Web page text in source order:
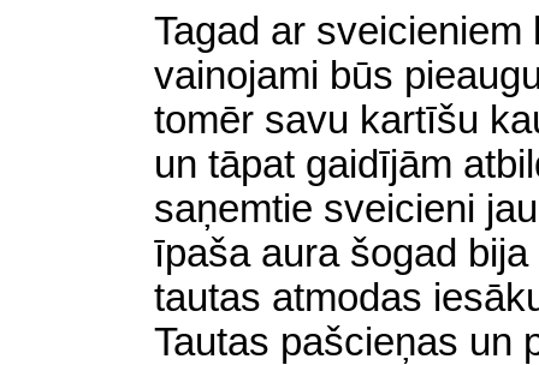
Tagad ar
vainojami būs
tomēr savu kartīšu
un tāpat gaidījām
saņemtie sveicieni
īpaša aura šogad
tautas atmodas
Tautas pašcieņas un